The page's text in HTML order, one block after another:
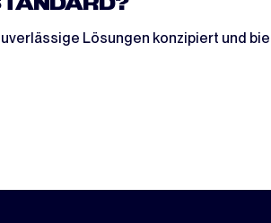
Lösungen konzipiert und